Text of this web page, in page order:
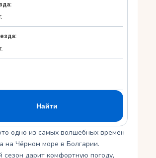
одно из самых волшебных времён
на Чёрном море в Болгарии.
сезон дарит комфортную погоду,